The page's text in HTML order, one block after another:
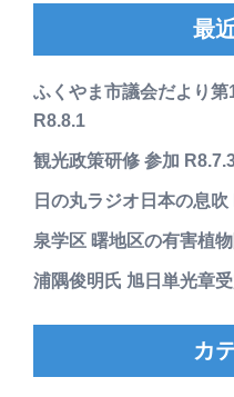
最
ふくやま市議会だより第
R8.8.1
観光政策研修 参加
日の丸ラジオ日本の息吹
泉学区 曙地区の有害植
浦隅俊明氏 旭日単光章
カ